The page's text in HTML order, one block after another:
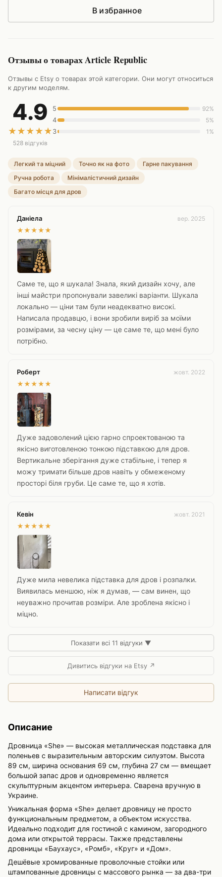
В избранное
Отзывы о товарах Article Republic
Отзывы с Etsy о товарах этой категории. Они могут относиться
к другим моделям.
4.9
★ ★ ★ ★ ★
528 відгуків
5 92%
4 5%
3 1%
Легкий та міцний Точно як на фото
Гарне пакування
Ручна робота
Мінімалістичний дизайн
Багато місця для дров
Даніела вер. 2025
★★★★★
Саме те, що я шукала! Знала, який дизайн хочу, але
інші майстри пропонували завеликі варіанти. Шукала
локально — ціни там були неадекватно високі.
Написала продавцю, і вони зробили виріб за моїми
розмірами, за чесну ціну — це саме те, що мені було
потрібно.
Роберт жовт. 2022
★★★★★
Дуже задоволений цією гарно спроектованою та
якісно виготовленою тонкою підставкою для дров.
Вертикальне зберігання дуже стабільне, і тепер я
можу тримати більше дров навіть у обмеженому
просторі біля груби. Це саме те, що я хотів.
Кевін жовт. 2021
★★★★★
Дуже мила невелика підставка для дров і розпалки.
Виявилась меншою, ніж я думав, — сам винен, що
неуважно прочитав розміри. Але зроблена якісно і
міцно.
Показати всі 11 відгуки ▼
Дивитись відгуки на Etsy ↗
Написати відгук
Описание
Дровница «She» — высокая металлическая подставка для
поленьев с выразительным авторским силуэтом. Высота
89 см, ширина основания 69 см, глубина 27 см — вмещает
большой запас дров и одновременно является
скульптурным акцентом интерьера. Сварена вручную в
Украине.
Уникальная форма «She» делает дровницу не просто
функциональным предметом, а объектом искусства.
Идеально подходит для гостиной с камином, загородного
дома или открытой террасы. Также представлены
дровницы «Баухаус», «Ромб», «Круг» и «Дом».
Дешёвые хромированные проволочные стойки или
штампованные дровницы с массового рынка — за два-три